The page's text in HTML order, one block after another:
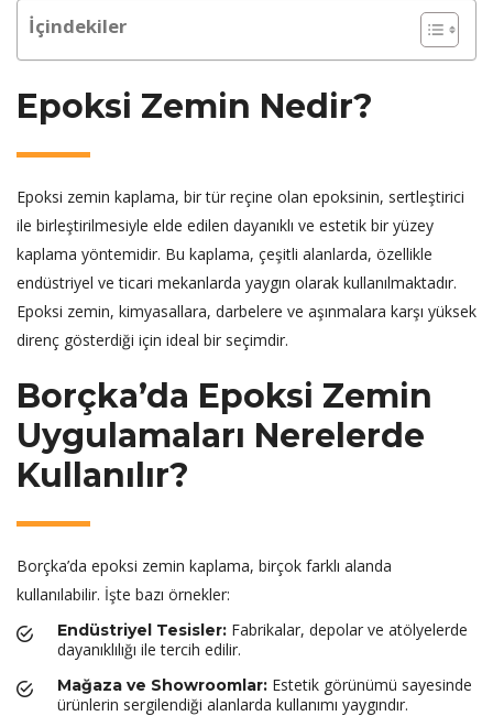
İçindekiler
Epoksi Zemin Nedir?
Epoksi zemin kaplama, bir tür reçine olan epoksinin, sertleştirici
ile birleştirilmesiyle elde edilen dayanıklı ve estetik bir yüzey
kaplama yöntemidir. Bu kaplama, çeşitli alanlarda, özellikle
endüstriyel ve ticari mekanlarda yaygın olarak kullanılmaktadır.
Epoksi zemin, kimyasallara, darbelere ve aşınmalara karşı yüksek
direnç gösterdiği için ideal bir seçimdir.
Borçka’da Epoksi Zemin
Uygulamaları Nerelerde
Kullanılır?
Borçka’da epoksi zemin kaplama, birçok farklı alanda
kullanılabilir. İşte bazı örnekler:
Endüstriyel Tesisler: Fabrikalar, depolar ve atölyelerde
dayanıklılığı ile tercih edilir.
Mağaza ve Showroomlar: Estetik görünümü sayesinde
ürünlerin sergilendiği alanlarda kullanımı yaygındır.